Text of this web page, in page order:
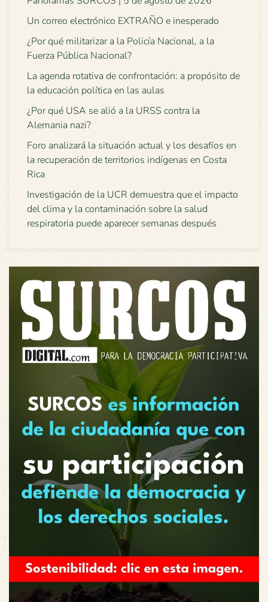
Un correo electrónico EXTRAÑO e inesperado
¿Por qué militarizar a la Policía Nacional, a la
Fuerza Pública Nacional?
La agenda rotativa de confrontación: a propósito de
la educación política en las aulas
¿Por qué USA se alió a la URSS contra la
Alemania nazi?
Foro analizará la situación actual y los desafíos en
la recuperación de territorios indígenas en Costa
Rica
Investigación de la UCR demuestra que el impacto
del clima y la contaminación sobre la salud
respiratoria puede aparecer semanas después